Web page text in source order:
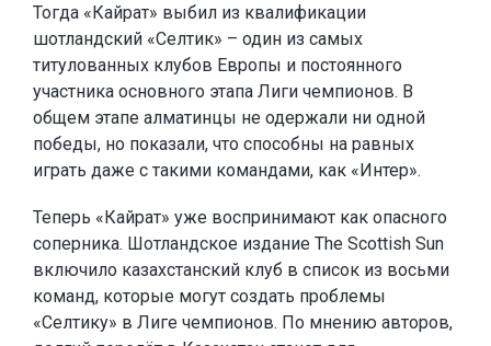
Тогда «Кайрат» выбил из квалификации
шотландский «Селтик» – один из самых
титулованных клубов Европы и постоянного
участника основного этапа Лиги чемпионов. В
общем этапе алматинцы не одержали ни одной
победы, но показали, что способны на равных
играть даже с такими командами, как «Интер».
Теперь «Кайрат» уже воспринимают как опасного
соперника. Шотландское издание The Scottish Sun
включило казахстанский клуб в список из восьми
команд, которые могут создать проблемы
«Селтику» в Лиге чемпионов. По мнению авторов,